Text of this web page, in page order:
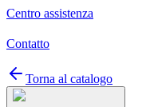
Centro assistenza
Contatto
Torna al catalogo